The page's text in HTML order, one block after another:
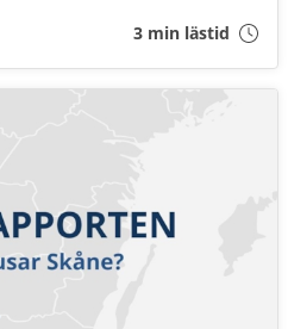
3 min lästid